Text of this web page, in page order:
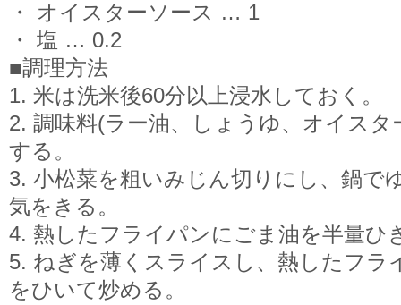
・ オイスターソース … 1
・ 塩 … 0.2
■調理方法
1. 米は洗米後60分以上浸水しておく。
2. 調味料(ラー油、しょうゆ、オイスタ
する。
3. 小松菜を粗いみじん切りにし、鍋で
気をきる。
4. 熱したフライパンにごま油を半量ひ
5. ねぎを薄くスライスし、熱したフラ
をひいて炒める。